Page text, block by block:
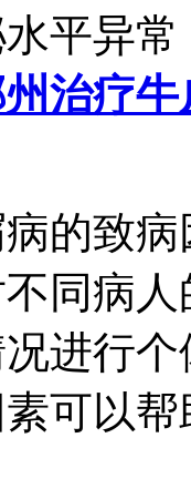
平异
治疗
的致
同病
进行
可以